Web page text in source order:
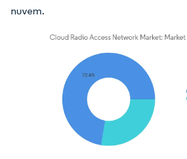
nuvem.